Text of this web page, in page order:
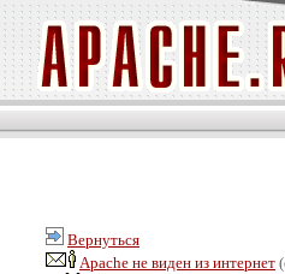
Вернуться
Apache не виден из интернет